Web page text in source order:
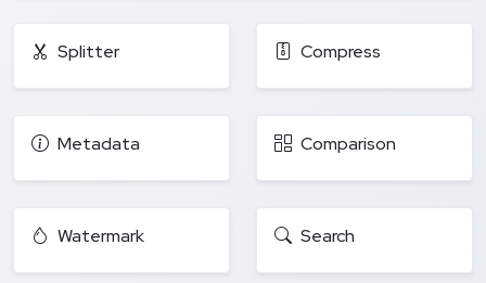
Splitter Compress
Metadata Comparison
Watermark Search